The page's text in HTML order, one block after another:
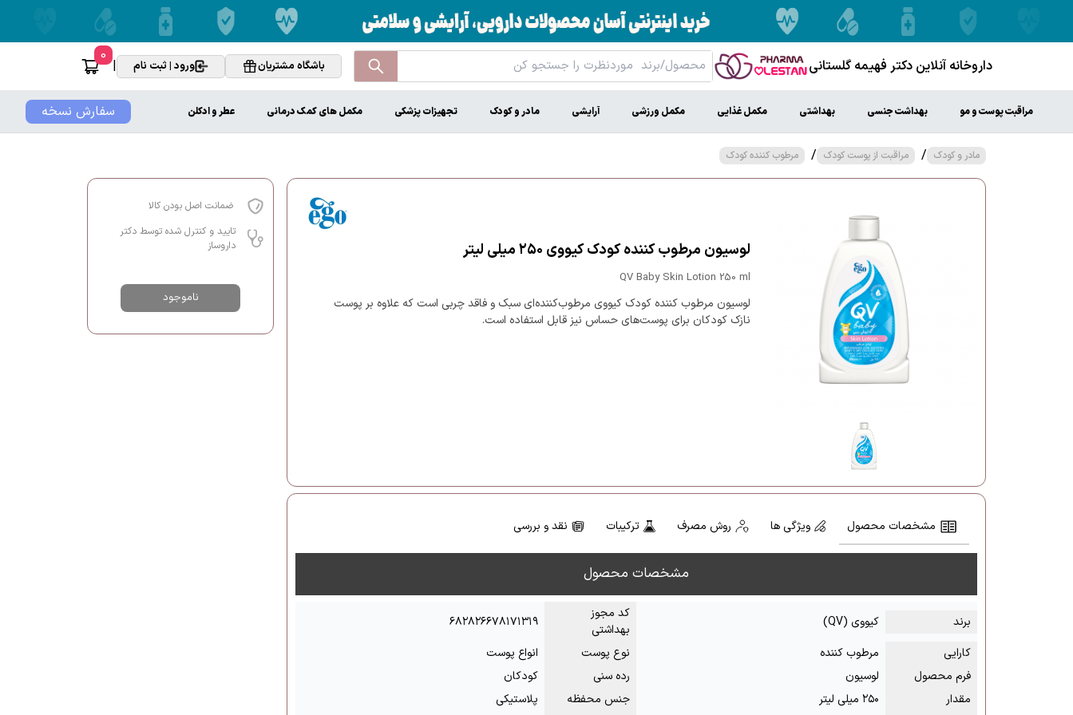
داروخانه آنلاین دکتر فهیمه گلستانی باشگاه مشتریان ورود | ثبت نام |
0
سفارش نسخه مراقبت پوست و مو بهداشت جنسی بهداشتی مکمل غذایی مکمل ورزشی آرایشی مادر و کودک تجهیزات پزشکی مکمل های کمک درمانی عطر و ادکلن
مادر و کودک / مراقبت از پوست کودک / مرطوب کننده کودک
لوسیون مرطوب کننده کودک کیووی ۲۵۰ میلی لیتر
QV Baby Skin Lotion 250 ml
لوسیون مرطوب کننده کودک کیووی مرطوب‌کننده‌ای سبک و فاقد چربی است که علاوه بر پوست
نازک کودکان برای پوست‌های حساس نیز قابل استفاده است.
مشخصات محصول ویژگی ها روش مصرف ترکیبات نقد و بررسی
مشخصات محصول
برند کیووی (QV)
کد مجوز
بهداشتی
۶۸۲۸۲۶۶۷۸۱۷۱۳۱۹
کارایی
مرطوب کننده نوع پوست
انواع پوست
فرم محصول
لوسیون رده سنی
کودکان
مقدار
۲۵۰ میلی لیتر جنس محفظه
پلاستیکی
ضمانت اصل بودن کالا
تایید و کنترل شده توسط دکتر
داروساز
ناموجود